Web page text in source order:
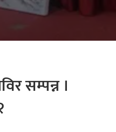
सम्पन्न ।